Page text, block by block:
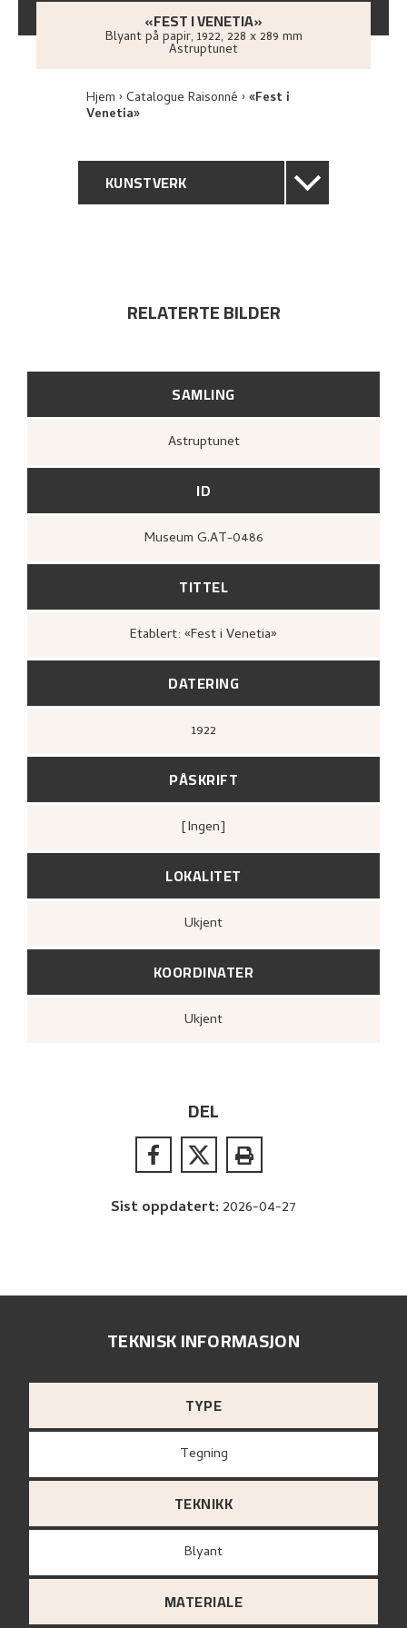
«FEST I VENETIA»
Blyant på papir, 1922, 228 x 289 mm
Astruptunet
Hjem Catalogue Raisonné «Fest i
Venetia»
KUNSTVERK
PROVENIENS
RELATERTE KUNSTVERK
UTFORSK
SAMLING
Astruptunet
ID
Museum G.AT-0486
TITTEL
Etablert: «Fest i Venetia»
DATERING
1922
PÅSKRIFT
[ingen]
RELATERTE BILDER
LOKALITET
Ukjent
KOORDINATER
Ukjent
DEL
Sist oppdatert: 2026-04-27
TEKNISK INFORMASJON
TYPE
Tegning
TEKNIKK
Blyant
MATERIALE